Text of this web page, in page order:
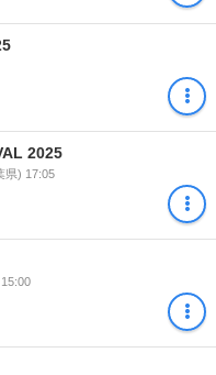
2025
県) 17:05